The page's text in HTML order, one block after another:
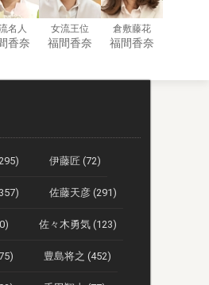
名人
香奈
女流王位
福間香奈
倉敷藤花
福間香奈
伊藤匠 (72)
佐藤天彦 (291)
佐々木勇気 (123)
豊島将之 (452)